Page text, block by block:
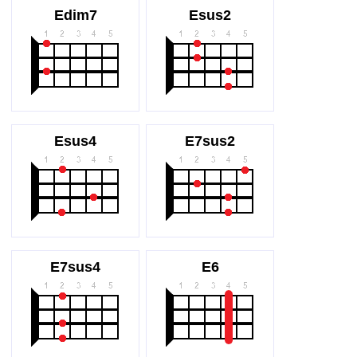
Edim7 Esus2
Esus4 E7sus2
E7sus4 E6